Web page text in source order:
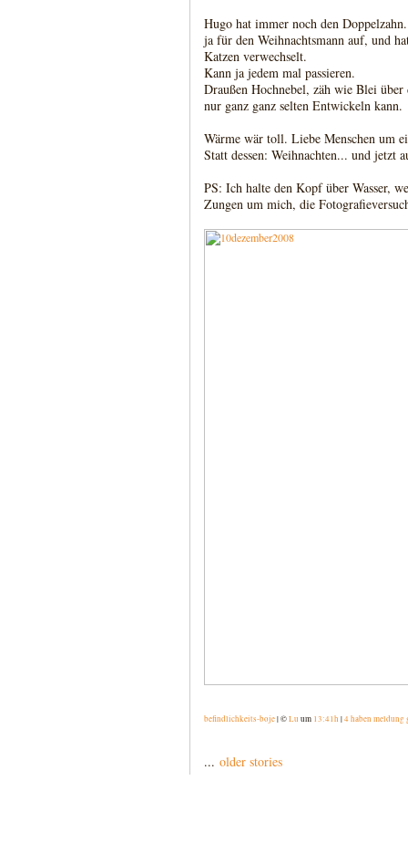
Hugo hat immer noch den
ja für den Weihnachtsmann auf, und
Katzen verwechselt.
Kann ja jedem mal passieren.
Draußen Hochnebel, zäh wie Blei
nur ganz ganz selten Entwickeln kann.
Wärme wär toll. Liebe Menschen um
Statt dessen: Weihnachten... und jetzt
PS: Ich halte den Kopf über Wasser,
Zungen um mich, die
befindlichkeits-boje| ©Lu um 13:41h |4 haben meldung
... older stories